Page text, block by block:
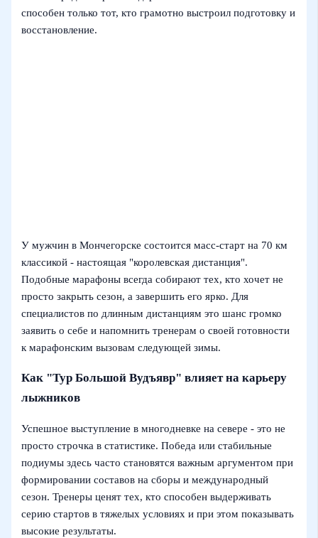
способен только тот, кто грамотно выстроил подготовку и
восстановление.
У мужчин в Мончегорске состоится масс-старт на 70 км
классикой - настоящая "королевская дистанция".
Подобные марафоны всегда собирают тех, кто хочет не
просто закрыть сезон, а завершить его ярко. Для
специалистов по длинным дистанциям это шанс громко
заявить о себе и напомнить тренерам о своей готовности
к марафонским вызовам следующей зимы.
Как "Тур Большой Вудъявр" влияет на карьеру
лыжников
Успешное выступление в многодневке на севере - это не
просто строчка в статистике. Победа или стабильные
подиумы здесь часто становятся важным аргументом при
формировании составов на сборы и международный
сезон. Тренеры ценят тех, кто способен выдерживать
серию стартов в тяжелых условиях и при этом показывать
высокие результаты.